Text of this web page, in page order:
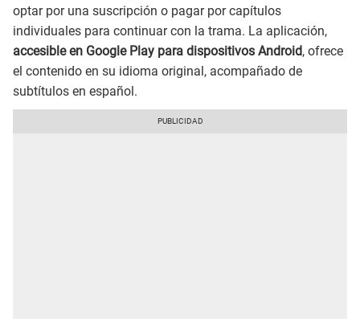
optar por una suscripción o pagar por capítulos
individuales para continuar con la trama. La aplicación,
accesible en Google Play para dispositivos Android, ofrece
el contenido en su idioma original, acompañado de
subtítulos en español.